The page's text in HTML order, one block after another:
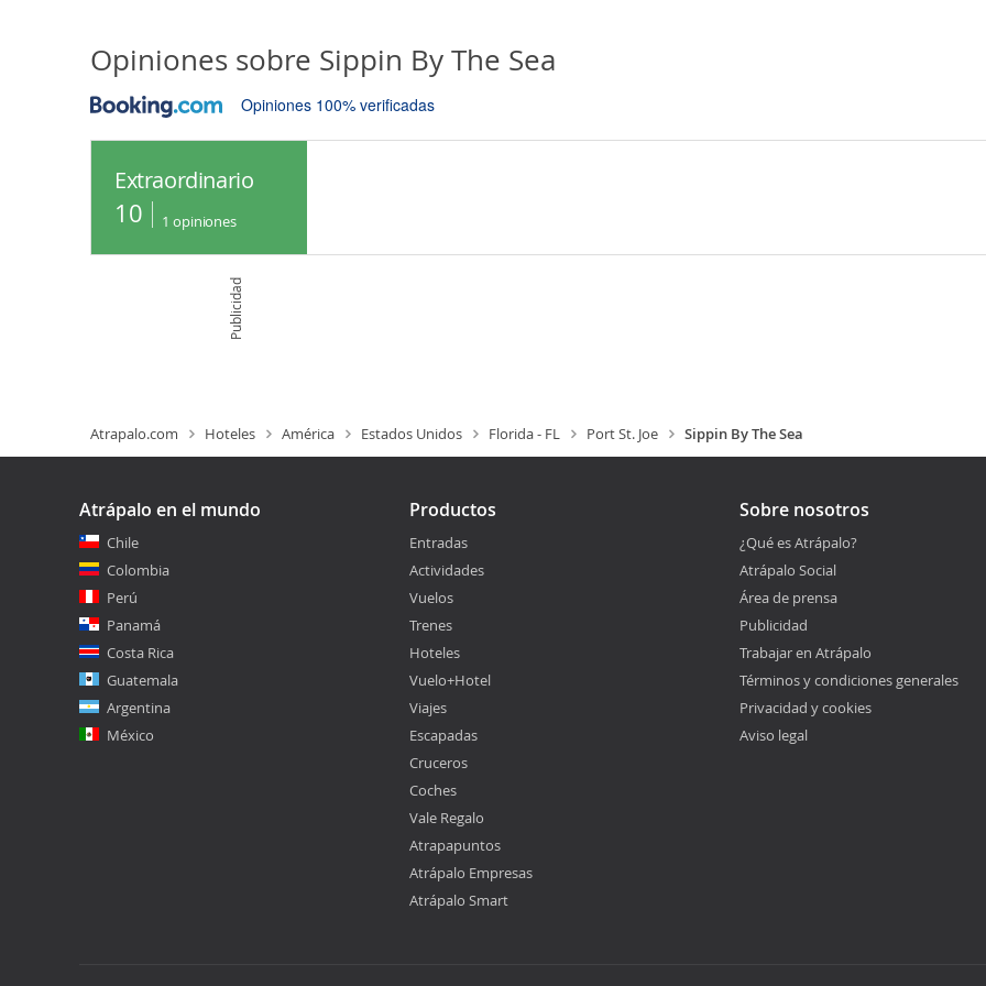
Opiniones sobre Sippin By The Sea
Opiniones 100% verificadas
Extraordinario
10 1 opiniones
Publicidad
Atrapalo.com Hoteles América Estados Unidos Florida - FL Port St. Joe Sippin By The Sea
Atrápalo en el mundo
Chile
Colombia
Perú
Panamá
Costa Rica
Guatemala
Argentina
México
Productos
Entradas
Actividades
Vuelos
Trenes
Hoteles
Vuelo+Hotel
Viajes
Escapadas
Cruceros
Coches
Vale Regalo
Atrapapuntos
Atrápalo Empresas
Atrápalo Smart
Sobre nosotros
¿Qué es Atrápalo?
Atrápalo Social
Área de prensa
Publicidad
Trabajar en Atrápalo
Términos y condiciones generales
Privacidad y cookies
Aviso legal